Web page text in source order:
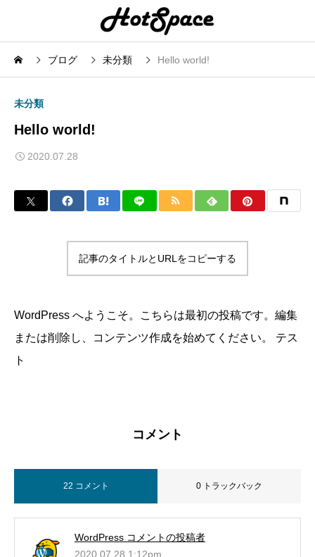
ブログ 未分類 Hello world!
未分類
Hello world!
2020.07.28
記事のタイトルとURLをコピーする
WordPress へようこそ。こちらは最初の投稿です。編集
または削除し、コンテンツ作成を始めてください。 テス
ト
コメント
22 コメント 0 トラックバック
WordPress コメントの投稿者
2020.07.28 1:12pm